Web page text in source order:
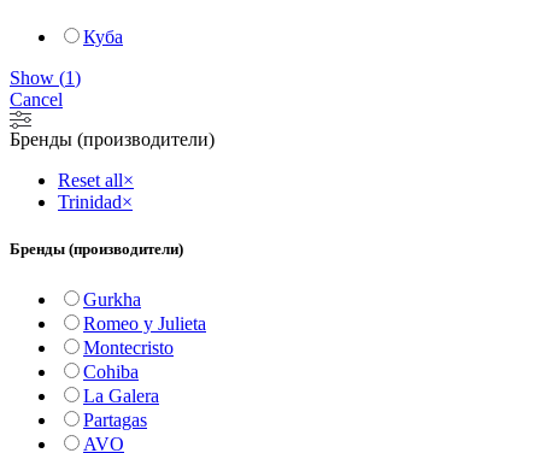
Куба
Show (1)
Cancel
Бренды (производители)
Reset all×
Trinidad×
Бренды (производители)
Gurkha
Romeo y Julieta
Montecristo
Cohiba
La Galera
Partagas
AVO